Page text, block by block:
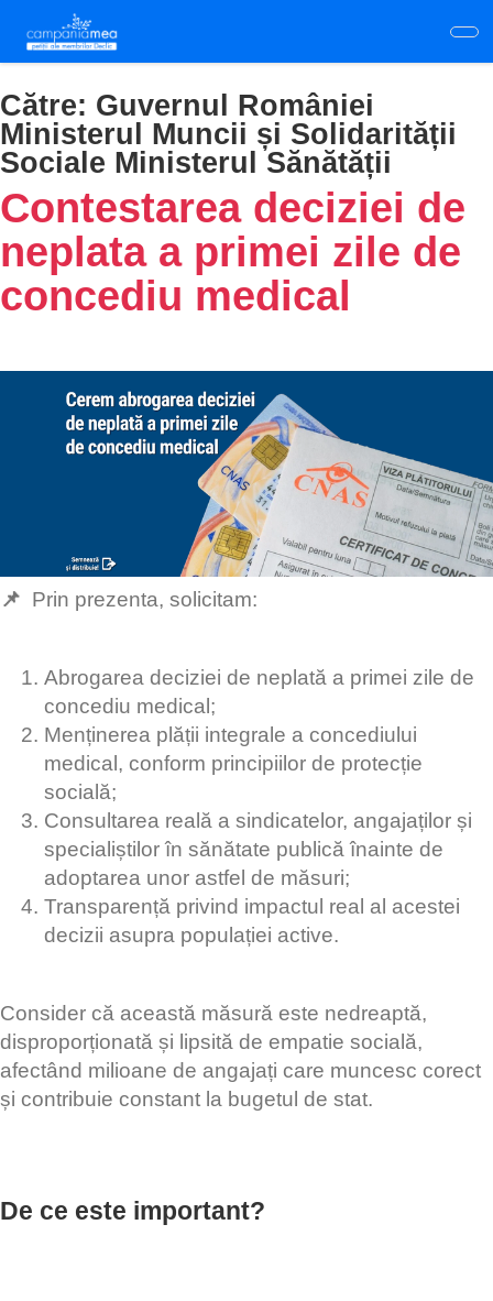
main
content
Către: Guvernul României
Ministerul Muncii și Solidarității
Sociale Ministerul Sănătății
Contestarea deciziei de
neplata a primei zile de
concediu medical
📌 Prin prezenta, solicitam:
Abrogarea deciziei de neplată a primei zile de
concediu medical;
Menținerea plății integrale a concediului
medical, conform principiilor de protecție
socială;
Consultarea reală a sindicatelor, angajaților și
specialiștilor în sănătate publică înainte de
adoptarea unor astfel de măsuri;
Transparență privind impactul real al acestei
decizii asupra populației active.
Consider că această măsură este nedreaptă,
disproporționată și lipsită de empatie socială,
afectând milioane de angajați care muncesc corect
și contribuie constant la bugetul de stat.
De ce este important?